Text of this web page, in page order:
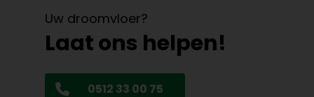
Uw droomvloer?
Laat ons helpen!
0512 33 00 75